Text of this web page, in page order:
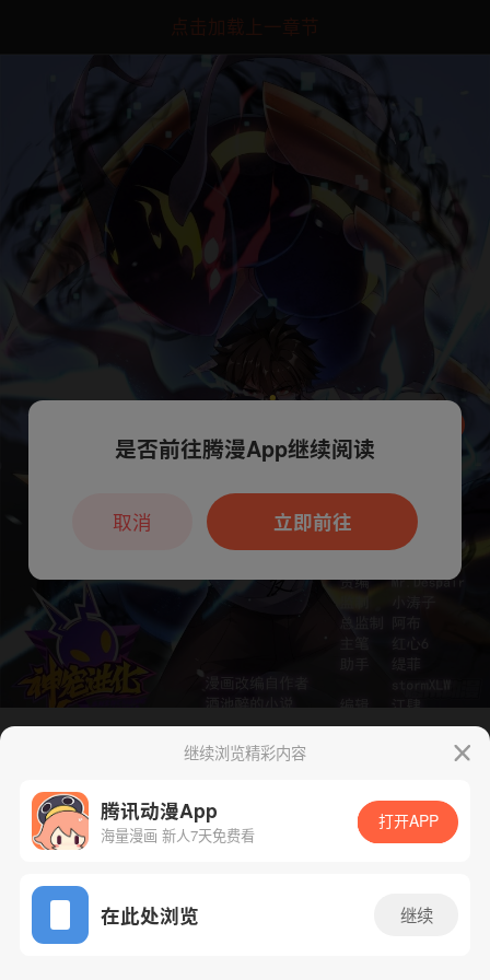
点击加载上一章节
App免费看
腾漫App免费看
继续浏览精彩内容
腾讯动漫App
海量漫画 新人7天免费看
打开APP
在此处浏览 继续
本章节仅支持App阅读，可打开App新用
户7天免费看
是否前往腾漫App继续阅读
立即前往
取消